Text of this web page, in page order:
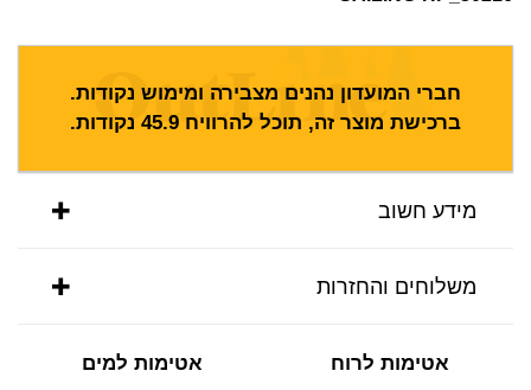
חברי המועדון נהנים מצבירה ומימוש נקודות.
ברכישת מוצר זה, תוכל להרוויח 45.9 נקודות.
מידע חשוב
משלוחים והחזרות
אטימות לרוח אטימות למים